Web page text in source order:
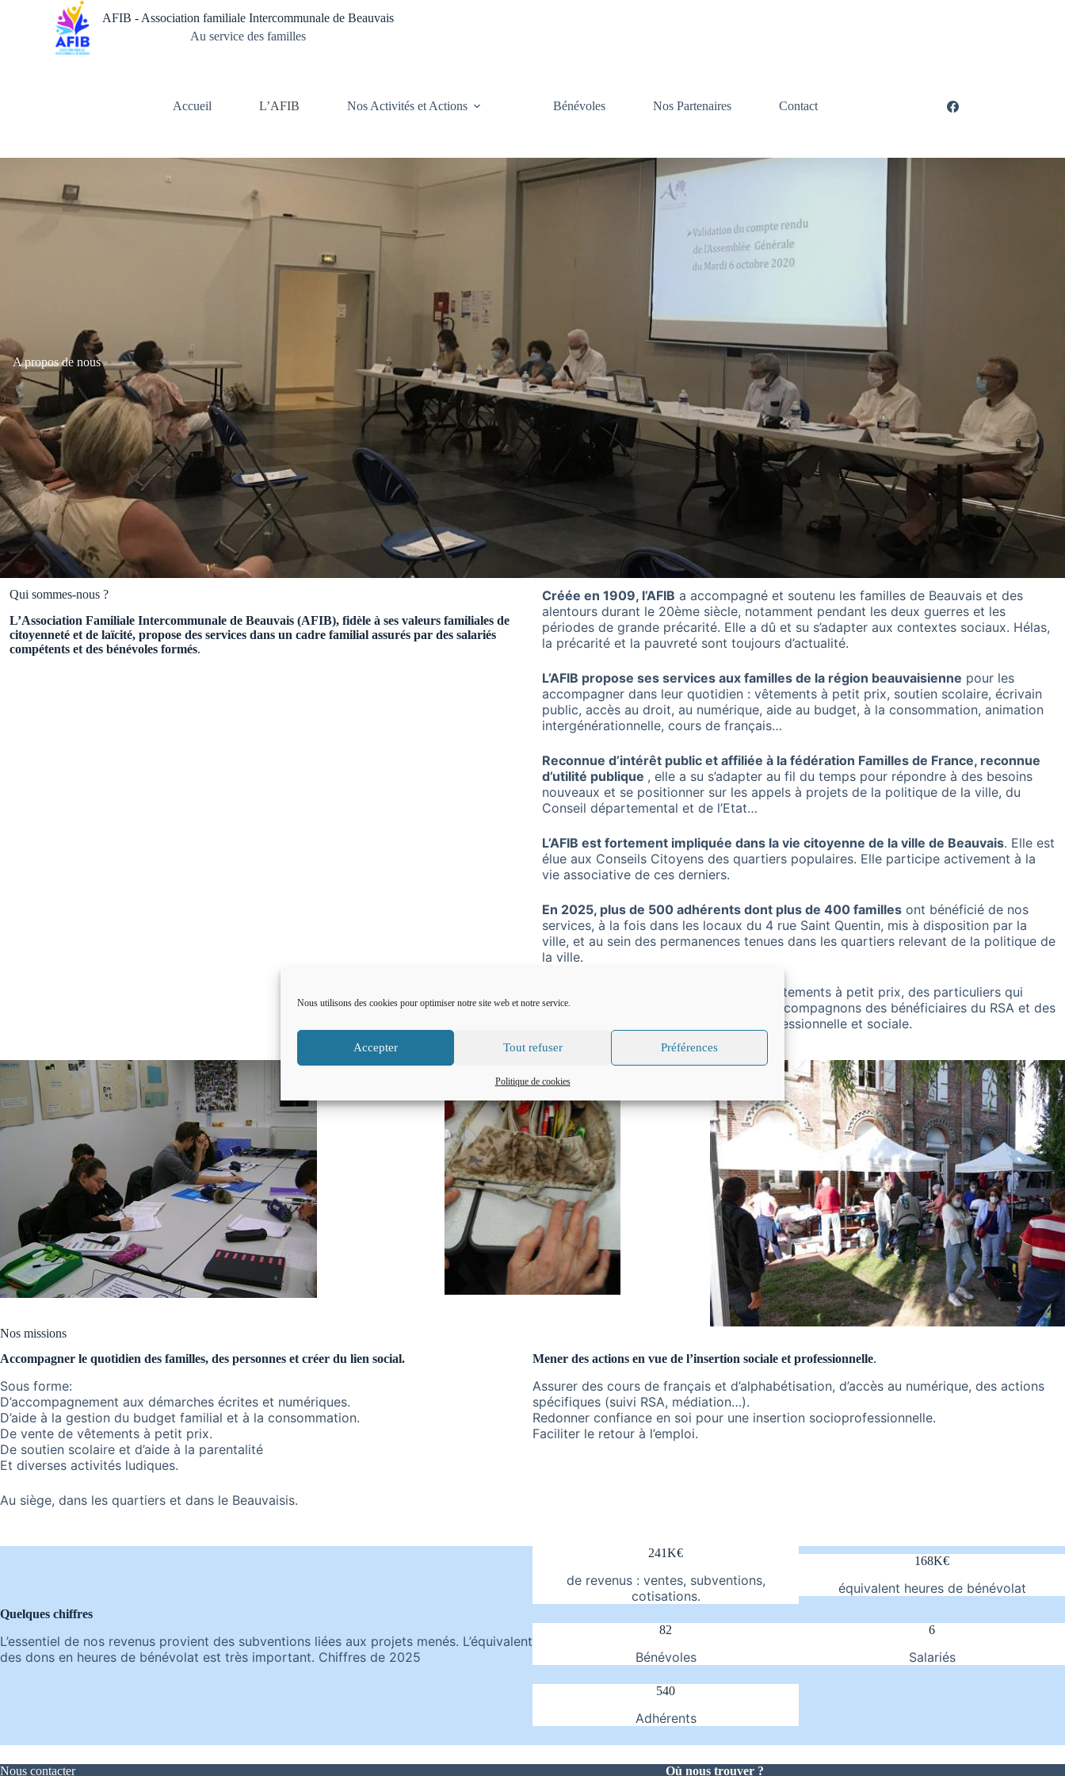
Nous utilisons des cookies pour optimiser notre site web et notre service.
Accepter Tout refuser Préférences
Politique de cookies
AFIB - Association familiale Intercommunale de Beauvais
Au service des familles
Accueil L’AFIB Nos Activités et Actions Bénévoles Nos Partenaires Contact
A propos de nous
Qui sommes-nous ?
L’Association Familiale Intercommunale de Beauvais (AFIB), fidèle à ses valeurs familiales de
citoyenneté et de laïcité, propose des services dans un cadre familial assurés par des salariés
compétents et des bénévoles formés.
Créée en 1909, l’AFIB a accompagné et soutenu les familles de Beauvais et des
alentours durant le 20ème siècle, notamment pendant les deux guerres et les
périodes de grande précarité. Elle a dû et su s’adapter aux contextes sociaux. Hélas,
la précarité et la pauvreté sont toujours d’actualité.
L’AFIB propose ses services aux familles de la région beauvaisienne pour les
accompagner dans leur quotidien : vêtements à petit prix, soutien scolaire, écrivain
public, accès au droit, au numérique, aide au budget, à la consommation, animation
intergénérationnelle, cours de français…
Reconnue d’intérêt public et affiliée à la fédération Familles de France, reconnue
d’utilité publique , elle a su s’adapter au fil du temps pour répondre à des besoins
nouveaux et se positionner sur les appels à projets de la politique de la ville, du
Conseil départemental et de l’Etat…
L’AFIB est fortement impliquée dans la vie citoyenne de la ville de Beauvais. Elle est
élue aux Conseils Citoyens des quartiers populaires. Elle participe activement à la
vie associative de ces derniers.
En 2025, plus de 500 adhérents dont plus de 400 familles ont bénéficié de nos
services, à la fois dans les locaux du 4 rue Saint Quentin, mis à disposition par la
ville, et au sein des permanences tenues dans les quartiers relevant de la politique de
la ville.
En plus des familles qui achètent des vêtements à petit prix, des particuliers qui
suivent les cours ou les ateliers, nous accompagnons des bénéficiaires du RSA et des
personnes en démarche d’insertion professionnelle et sociale.
Nos missions
Accompagner le quotidien des familles, des personnes et créer du lien social.
Sous forme:
D’accompagnement aux démarches écrites et numériques.
D’aide à la gestion du budget familial et à la consommation.
De vente de vêtements à petit prix.
De soutien scolaire et d’aide à la parentalité
Et diverses activités ludiques.
Au siège, dans les quartiers et dans le Beauvaisis.
Mener des actions en vue de l’insertion sociale et professionnelle.
Assurer des cours de français et d’alphabétisation, d’accès au numérique, des actions
spécifiques (suivi RSA, médiation…).
Redonner confiance en soi pour une insertion socioprofessionnelle.
Faciliter le retour à l’emploi.
Quelques chiffres
L’essentiel de nos revenus provient des subventions liées aux projets menés. L’équivalent
des dons en heures de bénévolat est très important. Chiffres de 2025
241K€
de revenus : ventes, subventions,
cotisations.
168K€
équivalent heures de bénévolat
82
Bénévoles
6
Salariés
540
Adhérents
Nous contacter Où nous trouver ?